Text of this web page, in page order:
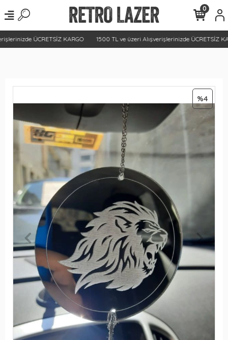
ÜCRETSİZ KARGO 1500 TL ve üzeri Alışverişlerinizde ÜCRETSİZ
0
%4